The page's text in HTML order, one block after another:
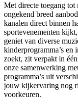
Met directe toegang tot
ongekend breed
kanalen direct binnen
sportevenementen
geniet van diverse
kinderprogramma’s en
zoekt, zit verpakt in
onze samenwerking
programma’s uit
jouw kijkervaring nog
voorkeuren.